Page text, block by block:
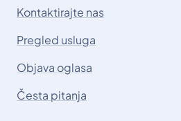
Kontaktirajte nas
Pregled usluga
Objava oglasa
Česta pitanja